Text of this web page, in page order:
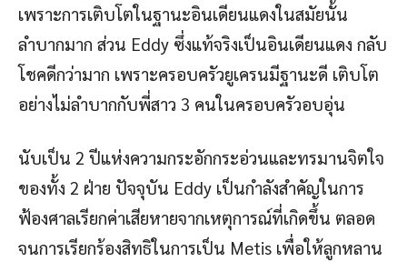
เพราะการเติบโตในฐานะอินเดียนแดงในสมัยนั้น
ลำบากมาก ส่วน Eddy ซึ่งแท้จริงเป็นอินเดียนแดง กลับ
โชคดีกว่ามาก เพราะครอบครัวยูเครนมีฐานะดี เติบโต
อย่างไม่ลำบากกับพี่สาว 3 คนในครอบครัวอบอุ่น
นับเป็น 2 ปีแห่งความกระอักกระอ่วนและทรมานจิตใจ
ของทั้ง 2 ฝ่าย ปัจจุบัน Eddy เป็นกำลังสำคัญในการ
ฟ้องศาลเรียกค่าเสียหายจากเหตุการณ์ที่เกิดขึ้น ตลอด
จนการเรียกร้องสิทธิในการเป็น Metis เพื่อให้ลูกหลาน